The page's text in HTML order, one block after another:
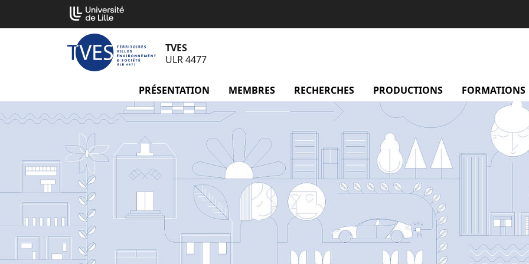
contenu
TVES
ULR 4477
PRÉSENTATION menu Présentation
MEMBRES menu Membres
RECHERCHES menu Recherches
PRODUCTIONS menu
FORMATIONS
Cookies management panel